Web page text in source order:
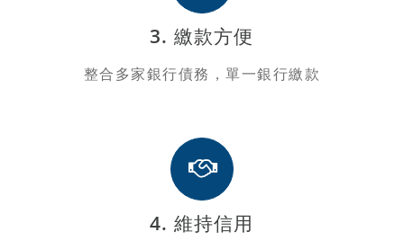
3. 繳款方便
整合多家銀行債務，單一銀行繳款
4. 維持信用